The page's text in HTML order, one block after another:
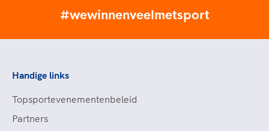
#wewinnenveelmetsport
Handige links
Topsportevenementenbeleid
Partners